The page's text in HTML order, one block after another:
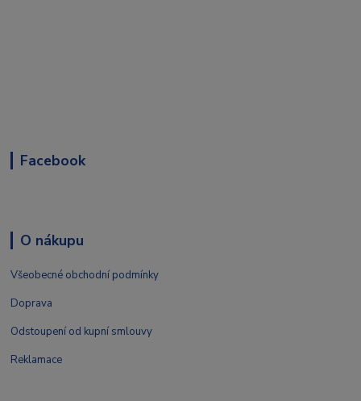
Facebook
O nákupu
Všeobecné obchodní podmínky
Doprava
Odstoupení od kupní smlouvy
Reklamace